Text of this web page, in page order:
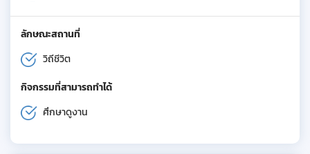
ลักษณะสถานที่
วิถีชีวิต
กิจกรรมที่สามารถทำได้
ศึกษาดูงาน